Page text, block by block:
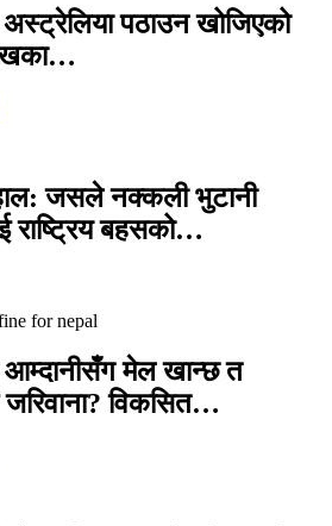
पठाउन खोजिएको
जसले नक्कली भुटानी
राष्ट्रिय बहसको…
आम्दानीसँग मेल खान्छ त
विकसित…